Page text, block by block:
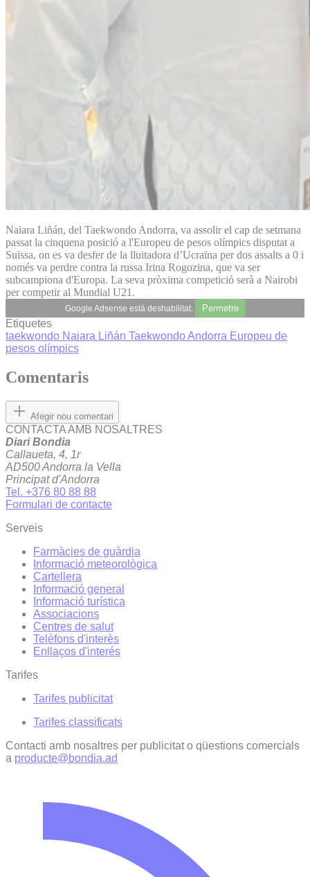
Naiara Liñán, del Taekwondo Andorra, va assolir el cap de setmana
passat la cinquena posició a l'Europeu de pesos olímpics disputat a
Suïssa, on es va desfer de la lluitadora d’Ucraïna per dos assalts a 0 i
només va perdre contra la russa Irina Rogozina, que va ser
subcampiona d'Europa. La seva pròxima competició serà a Nairobi
per competir al Mundial U21.
Google Adsense està deshabilitat. Permetre
Etiquetes
taekwondo Naiara Liñán Taekwondo Andorra Europeu de
pesos olímpics
Comentaris
Afegir nou comentari
CONTACTA AMB NOSALTRES
Diari Bondia
Callaueta, 4, 1r
AD500 Andorra la Vella
Principat d'Andorra
Tel. +376 80 88 88
Formulari de contacte
Serveis
Farmàcies de guàrdia
Informació meteorològica
Cartellera
Informació general
Informació turística
Associacions
Centres de salut
Telèfons d'interès
Enllaços d'interés
Tarifes
Tarifes publicitat
Tarifes classificats
Contacti amb nosaltres per publicitat o qüestions comercials
a producte@bondia.ad